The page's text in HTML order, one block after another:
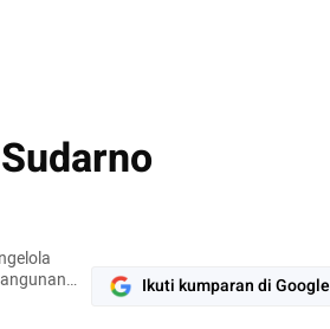
Ikuti kumparan di Google